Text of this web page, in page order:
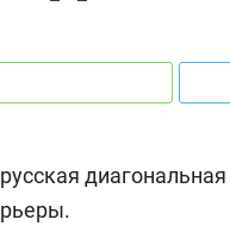
диагональная